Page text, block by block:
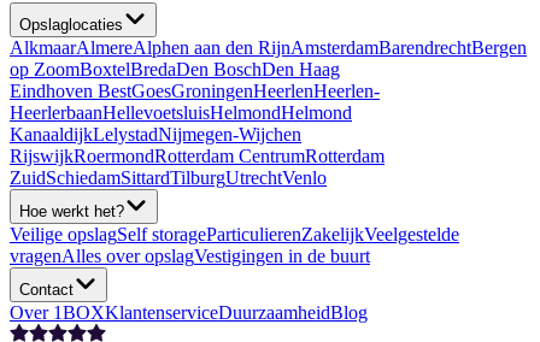
Opslaglocaties
AlkmaarAlmereAlphen aan den RijnAmsterdamBarendrechtBergen
op ZoomBoxtelBredaDen BoschDen Haag
Eindhoven BestGoesGroningenHeerlenHeerlen-
HeerlerbaanHellevoetsluisHelmondHelmond
KanaaldijkLelystadNijmegen-Wijchen
RijswijkRoermondRotterdam CentrumRotterdam
ZuidSchiedamSittardTilburgUtrechtVenlo
Hoe werkt het?
Veilige opslagSelf storageParticulierenZakelijkVeelgestelde
vragenAlles over opslagVestigingen in de buurt
Contact
Over 1BOXKlantenserviceDuurzaamheidBlog